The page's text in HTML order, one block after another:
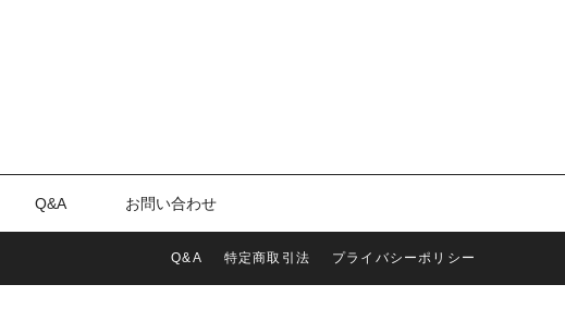
Q&A お問い合わせ
Q&A 特定商取引法 プライバシーポリシー